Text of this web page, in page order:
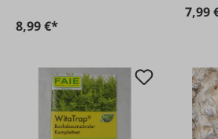
8,99 €*
7,99